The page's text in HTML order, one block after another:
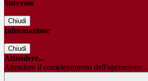
Successo
Chiudi
Informazione
Chiudi
Attendere...
Attendere il completamento dell'operazione...